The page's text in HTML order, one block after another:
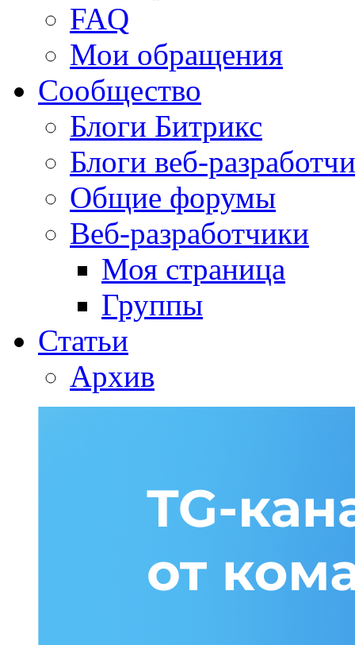
FAQ
Мои обращения
Сообщество
Блоги Битрикс
Блоги веб-
Общие форумы
Веб-разработчики
Моя страница
Группы
Статьи
Архив